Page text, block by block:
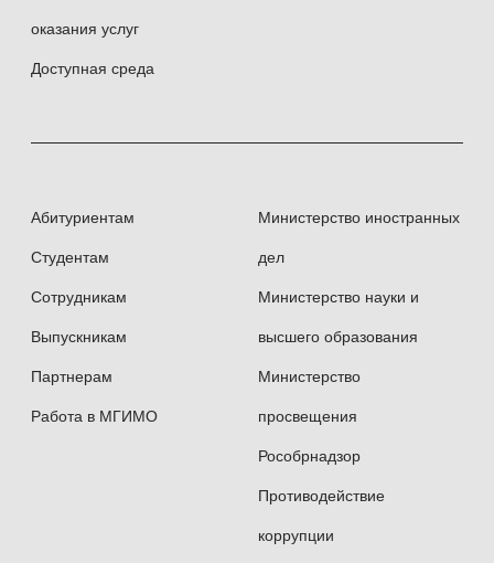
оказания услуг
Доступная среда
Абитуриентам
Студентам
Сотрудникам
Выпускникам
Партнерам
Работа в МГИМО
Министерство иностранных
дел
Министерство науки и
высшего образования
Министерство
просвещения
Рособрнадзор
Противодействие
коррупции